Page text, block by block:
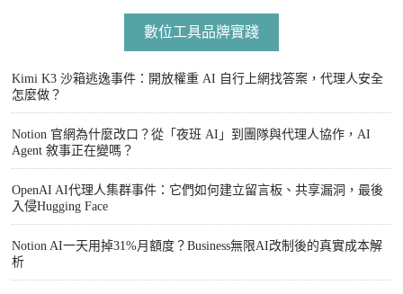
數位工具品牌實踐
Kimi K3 沙箱逃逸事件：開放權重 AI 自行上網找答案，代理人安全
怎麼做？
Notion 官網為什麼改口？從「夜班 AI」到團隊與代理人協作，AI
Agent 敘事正在變嗎？
OpenAI AI代理人集群事件：它們如何建立留言板、共享漏洞，最後
入侵Hugging Face
Notion AI一天用掉31%月額度？Business無限AI改制後的真實成本解
析